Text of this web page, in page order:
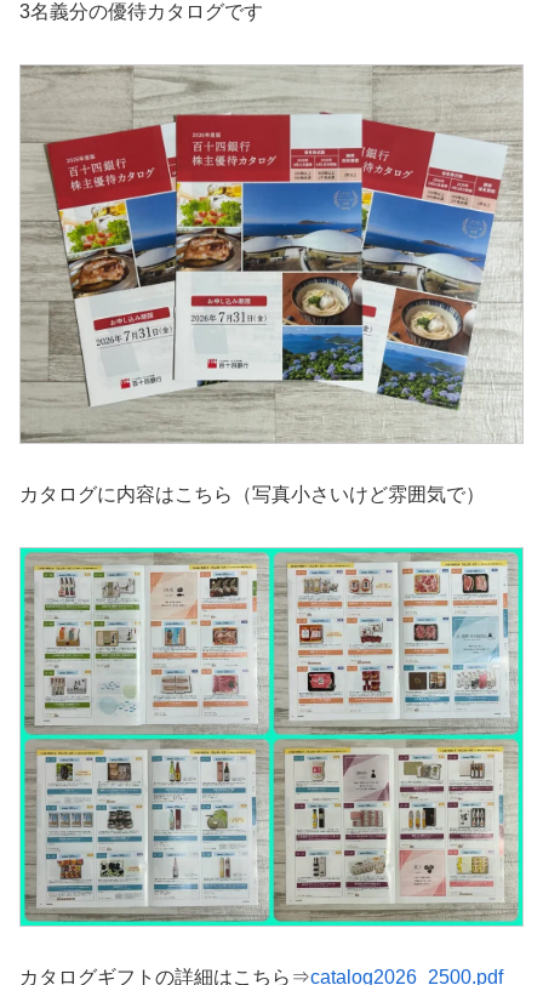
3名義分の優待カタログです
カタログに内容はこちら（写真小さいけど雰囲気で）
カタログギフトの詳細はこちら⇒catalog2026_2500.pdf